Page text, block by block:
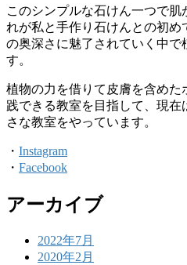
このシンプルな石けん一つで
れが私と手作り石けんとの初
の奥深さに魅了されていく中で
す。
植物の力を借りて皮膚を含め
践できる教室を目指して、現
さな教室をやっています。
・ Instagram
・ Facebook
アーカイブ
2022年7月
2020年2月